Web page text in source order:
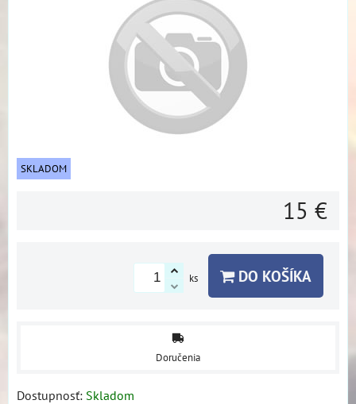
SKLADOM
15 €
ks DO KOŠÍKA
Doručenia
Dostupnosť: Skladom